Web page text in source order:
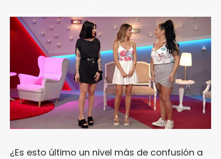
¿Es esto último un nivel más de confusión a